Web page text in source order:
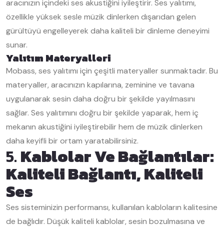
aracınızın içindeki ses akustiğini iyileştirir. Ses yalıtımı,
özellikle yüksek sesle müzik dinlerken dışarıdan gelen
gürültüyü engelleyerek daha kaliteli bir dinleme deneyimi
sunar.
Yalıtım Materyalleri
Mobass, ses yalıtımı için çeşitli materyaller sunmaktadır. Bu
materyaller, aracınızın kapılarına, zeminine ve tavana
uygulanarak sesin daha doğru bir şekilde yayılmasını
sağlar. Ses yalıtımını doğru bir şekilde yaparak, hem iç
mekanın akustiğini iyileştirebilir hem de müzik dinlerken
daha keyifli bir ortam yaratabilirsiniz.
5.Kablolar Ve Bağlantılar:
Kaliteli Bağlantı, Kaliteli
Ses
Ses sisteminizin performansı, kullanılan kabloların kalitesine
de bağlıdır. Düşük kaliteli kablolar, sesin bozulmasına ve